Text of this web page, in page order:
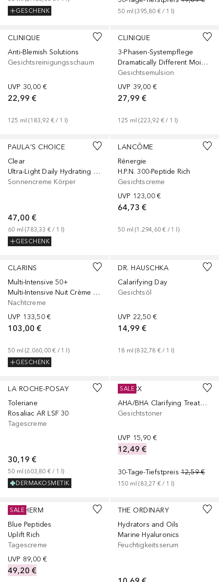
GESCHENK
50 ml (395,80 € / 1 l)
CLINIQUE
Anti-Blemish Solutions
Gesichtsreinigungsschaum
UVP 30,00 €
22,99 €
125 ml (183,92 € / 1 l)
CLINIQUE
3-Phasen-Systempflege
Dramatically Different Moisturizing Lotion
Gesichtsemulsion
UVP 39,00 €
27,99 €
125 ml (223,92 € / 1 l)
1Größe Gesponsert
PAULA'S CHOICE
Clear
Ultra-Light Daily Hydrating Fluid SPF 30
Sonnencreme Körper
47,00 €
60 ml (783,33 € / 1 l)
GESCHENK
LANCÔME
Rénergie
H.P.N. 300-Peptide Rich
Gesichtscreme
UVP 123,00 €
64,73 €
50 ml (1.294,60 € / 1 l)
CLARINS
Multi-Intensive 50+
Multi-Intensive Nuit Crème Toutes peaux
Nachtcreme
UVP 133,50 €
103,00 €
50 ml (2.060,00 € / 1 l)
GESCHENK
DR. HAUSCHKA
Calarifying Day
Gesichtsöl
UVP 22,50 €
14,99 €
18 ml (832,78 € / 1 l)
LA ROCHE-POSAY
Toleriane
Rosaliac AR LSF 30
Tagescreme
30,19 €
50 ml (603,80 € / 1 l)
DERMAKOSMETIK
COSRX
AHA/BHA Clarifying Treatment
Gesichtstoner
UVP 15,90 €
12,49 €
30-Tage-Tiefstpreis 12,59 €
150 ml (83,27 € / 1 l)
SALE
BIOTHERM
Blue Peptides
Uplift Rich
Tagescreme
UVP 89,00 €
49,20 €
SALE
THE ORDINARY
Hydrators and Oils
Marine Hyaluronics
Feuchtigkeitsserum